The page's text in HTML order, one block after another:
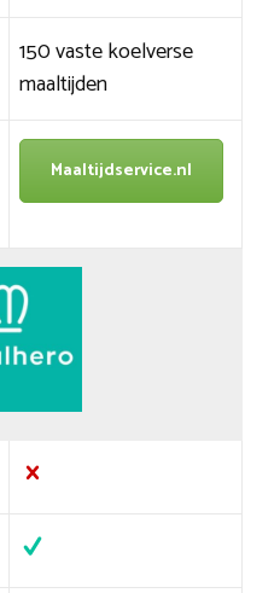
150 vaste koelverse
maaltijden
Maaltijdservice.nl